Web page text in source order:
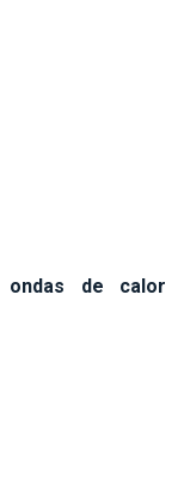
ondas de calor